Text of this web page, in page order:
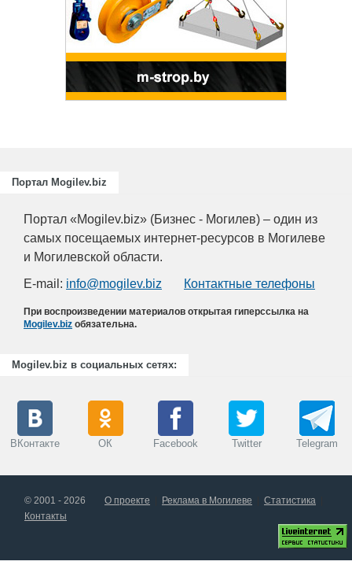
Портал Mogilev.biz
Портал «Mogilev.biz» (Бизнес - Могилев) – один из
самых посещаемых интернет-ресурсов в Могилеве
и Могилевской области.
E-mail: info@mogilev.biz Контактные телефоны
При воспроизведении материалов открытая гиперссылка на
Mogilev.biz обязательна.
Mogilev.biz в социальных сетях:
ВКонтакте ОК Facebook Twitter Telegram
© 2001 - 2026 О проекте Реклама в Могилеве
Статистика
Контакты